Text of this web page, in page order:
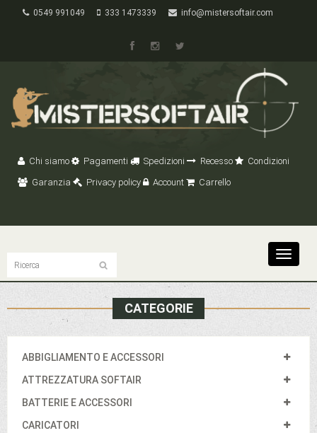
0549 991049 333 1473339 info@mistersoftair.com
Chi siamo Pagamenti Spedizioni Recesso
Condizioni
Garanzia
Privacy policy Account Carrello
Toggle
CATEGORIE
ABBIGLIAMENTO E ACCESSORI
ATTREZZATURA SOFTAIR
BATTERIE E ACCESSORI
CARICATORI